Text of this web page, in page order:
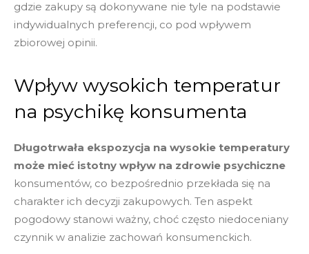
gdzie zakupy są dokonywane nie tyle na podstawie
indywidualnych preferencji, co pod wpływem
zbiorowej opinii.
Wpływ wysokich temperatur
na psychikę konsumenta
Długotrwała ekspozycja na wysokie temperatury
może mieć istotny wpływ na zdrowie psychiczne
konsumentów, co bezpośrednio przekłada się na
charakter ich decyzji zakupowych. Ten aspekt
pogodowy stanowi ważny, choć często niedoceniany
czynnik w analizie zachowań konsumenckich.